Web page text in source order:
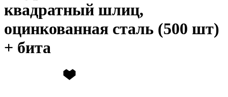
квадратный шлиц,
оцинкованная сталь (500 шт)
+ бита